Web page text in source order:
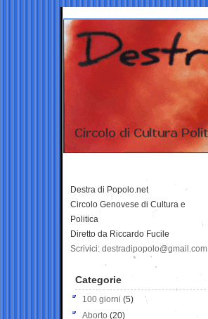
Destra di Popolo.net
Circolo Genovese di Cultura e
Politica
Diretto da Riccardo Fucile
Scrivici: destradipopolo@gmail.com
Categorie
100 giorni (5)
Aborto (20)